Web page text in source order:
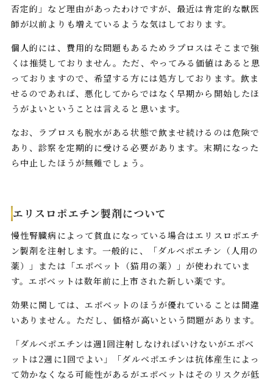
否定的」など理由があったわけですが、最近は肯定的な獣医
師が以前よりも増えているような気はしております。
個人的には、費用的な問題もあるためラプロスはそこまで強
くは推奨しておりません。ただ、やってみる価値はあると思
っておりますので、希望する方には処方しております。飲ま
せるのであれば、悪化してからではなく早期から開始したほ
うがよいということは言えると思います。
なお、ラプロスも脱水がある状態で飲ませ続けるのは危険で
あり、診察を定期的に受ける必要があります。末期になった
ら中止したほうが無難でしょう。
エリスロポエチン製剤について
慢性腎臓病によって貧血になっている場合はエリスロポエチ
ン製剤を注射します。一般的に、「ダルベポエチン（人用の
薬）」または「エポベット（猫用の薬）」が使われていま
す。エポベットは数年前に上市された新しい薬です。
効果に関しては、エポベットのほうが優れていることは間違
いありません。ただし、価格が高いという問題があります。
「ダルベポエチンは週1回注射しなければいけないがエポベ
ットは2週に1回でよい」「ダルベポエチンは抗体産生によっ
て効かなくなる可能性があるがエポベットはそのリスクが低